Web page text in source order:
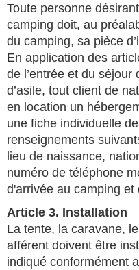
Toute personne
camping doit, au
du camping, sa pièce
En application des
de l’entrée et du
d’asile, tout client de
en location un
une fiche individuelle
renseignements
lieu de naissance,
numéro de téléphone
d'arrivée au camping
Article 3. Installation
La tente, la caravane,
afférent doivent être
indiqué conformément